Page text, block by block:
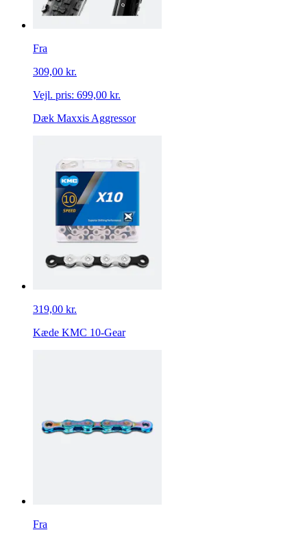
Fra
309,00 kr.
Vejl. pris: 699,00 kr.
Dæk Maxxis Aggressor
319,00 kr.
Kæde KMC 10-Gear
Fra